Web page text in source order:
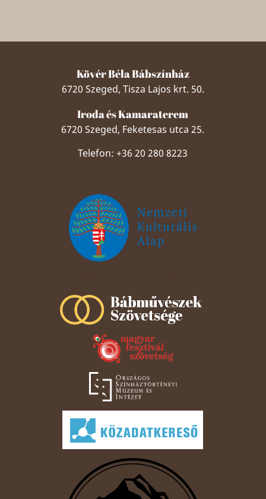
Kövér Béla Bábszínház
6720 Szeged, Tisza Lajos krt. 50.
Iroda és Kamaraterem
6720 Szeged, Feketesas utca 25.
Telefon: +36 20 280 8223